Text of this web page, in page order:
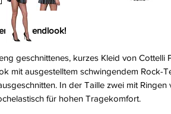
Trendlook!
geschnittenes, kurzes Kleid von Cottelli
mit ausgestelltem schwingendem Rock-
In der Taille zwei mit Ringen
für hohen Tragekomfort.